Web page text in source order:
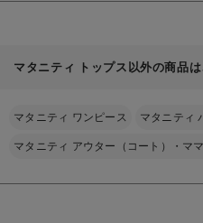
マタニティ トップス以外の商品
マタニティ ワンピース マタニティ
マタニティ アウター（コート）・マ